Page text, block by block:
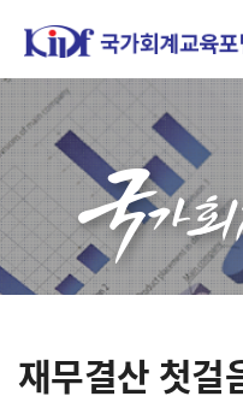
2019년도 국가회계
[설문조사] 2019년도
재무결산 첫걸